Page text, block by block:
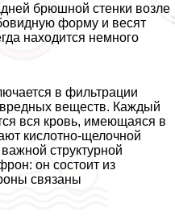
брюшной стенки возле
форму и весят
находится немного
в фильтрации
веществ. Каждый
вся кровь, имеющаяся в
кислотно-щелочной
структурной
он состоит из
связаны